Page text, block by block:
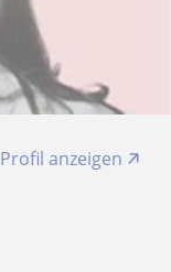
Profil anzeigen